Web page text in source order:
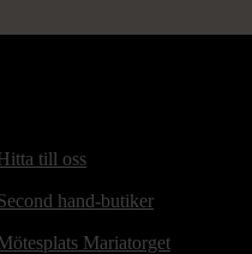
till oss
hand-butiker
Mariatorget